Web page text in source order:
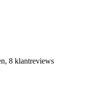
8 klantreviews